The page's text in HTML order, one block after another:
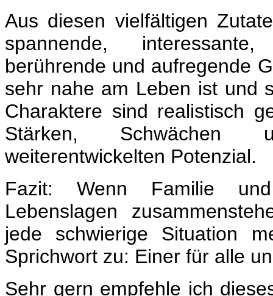
Aus diesen vielfältigen
spannende,
berührende und aufregende
sehr nahe am Leben ist und
Charaktere sind realistisch
Stärken,
weiterentwickelten Potenzial.
Fazit: Wenn Familie
Lebenslagen
jede schwierige Situation
Sprichwort zu: Einer für alle
Sehr gern empfehle ich